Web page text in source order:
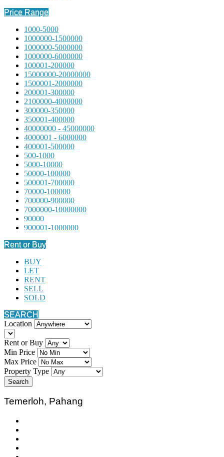
Price Range
1000-5000
1000000-1500000
1000000-5000000
1000000-6000000
100001-200000
15000000-20000000
1500001-2000000
200001-300000
2100000-4000000
300000-350000
350001-400000
40000000 - 45000000
4000001 - 6000000
400001-500000
500-1000
5000-10000
50000-100000
500001-700000
70000-100000
700000-900000
7000000-10000000
90000
900001-1000000
Rent or Buy
BUY
LET
RENT
SELL
SOLD
SEARCH
Location
Rent or Buy
Min Price
Max Price
Property Type
Search
Temerloh, Pahang